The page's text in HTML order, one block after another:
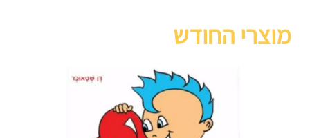
מוצרי החודש